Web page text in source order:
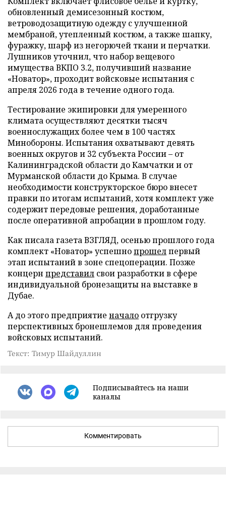
обновленный демисезонный костюм,
ветроводозащитную одежду с улучшенной
мембраной, утепленный костюм, а также шапку,
фуражку, шарф из негорючей ткани и перчатки.
Лушников уточнил, что набор вещевого
имущества ВКПО 3.2, получивший название
«Новатор», проходит войсковые испытания с
апреля 2026 года в течение одного года.
Тестирование экипировки для умеренного
климата осуществляют десятки тысяч
военнослужащих более чем в 100 частях
Минобороны. Испытания охватывают девять
военных округов и 32 субъекта России – от
Калининградской области до Камчатки и от
Мурманской области до Крыма. В случае
необходимости конструкторское бюро внесет
правки по итогам испытаний, хотя комплект уже
содержит передовые решения, доработанные
после оперативной апробации в прошлом году.
Как писала газета ВЗГЛЯД, осенью прошлого года
комплект «Новатор» успешнопрошелпервый
этап испытаний в зоне спецоперации. Позже
концерн представил свои разработки в сфере
индивидуальной бронезащиты на выставке в
Дубае.
А до этого предприятие начало отгрузку
перспективных бронешлемов для проведения
войсковых испытаний.
Текст: Тимур Шайдуллин
Подписывайтесь на наши
каналы
Комментировать